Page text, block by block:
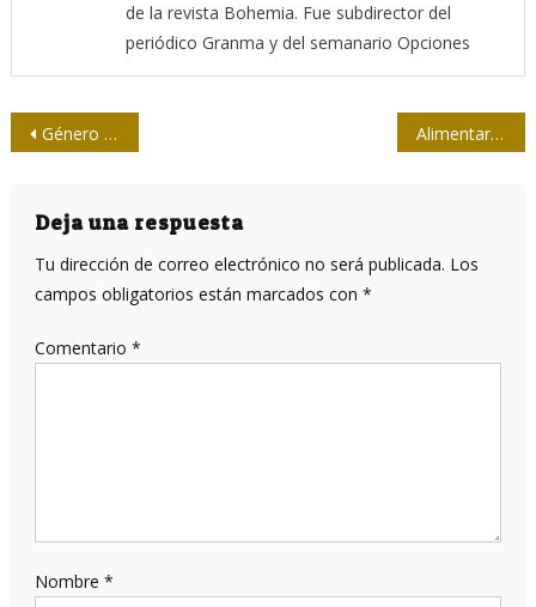
de la revista Bohemia. Fue subdirector del
periódico Granma y del semanario Opciones
Navegación
entradas
Género y trata de personas: nuevas miradas desde la comunicación Alimentar el pensamiento desde la cultura
Deja una respuesta
Tu dirección de correo electrónico no será publicada. Los
campos obligatorios están marcados con *
Comentario *
Nombre *